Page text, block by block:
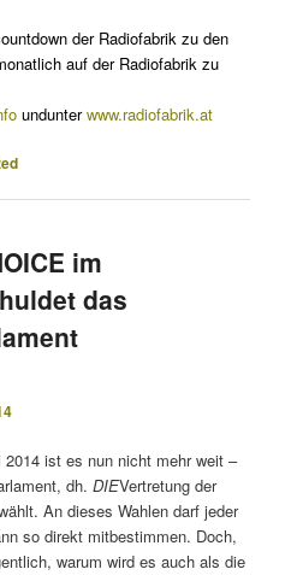
der Radiofabrik zu den
auf der Radiofabrik zu
undunterwww.radiofabrik.at
im
das
ist es nun nicht mehr weit –
dh.DIEVertretung der
An dieses Wahlen darf jeder
so direkt mitbestimmen. Doch,
warum wird es auch als die